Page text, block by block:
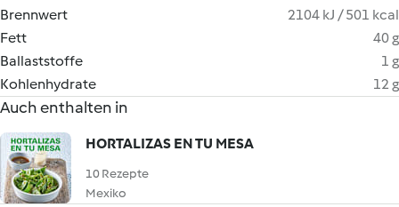
Brennwert
2104 kJ / 501 kcal
Fett
40 g
Ballaststoffe
1 g
Kohlenhydrate
12 g
Auch enthalten in
HORTALIZAS EN TU MESA
10 Rezepte
Mexiko